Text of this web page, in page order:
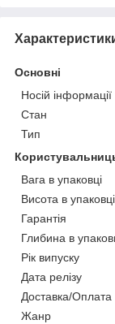
Основні
Носій інформації
Стан
Тип
Вага в упаковці
Висота в
Гарантія
Глибина в
Рік випуску
Дата релізу
Доставка/Оплата
Жанр